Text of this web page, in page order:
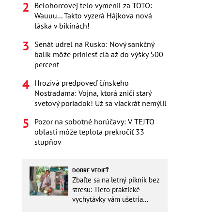
Belohorcovej telo vymenil za TOTO:
Wauuu... Takto vyzerá Hájkova nová
láska v bikinách!
Senát udrel na Rusko: Nový sankčný
balík môže priniesť clá až do výšky 500
percent
Hrozivá predpoveď čínskeho
Nostradama: Vojna, ktorá zničí starý
svetový poriadok! Už sa viackrát nemýlil
Pozor na sobotné horúčavy: V TEJTO
oblasti môže teplota prekročiť 33
stupňov
DOBRE VEDIEŤ
Zbaľte sa na letný piknik bez
stresu: Tieto praktické
vychytávky vám ušetria